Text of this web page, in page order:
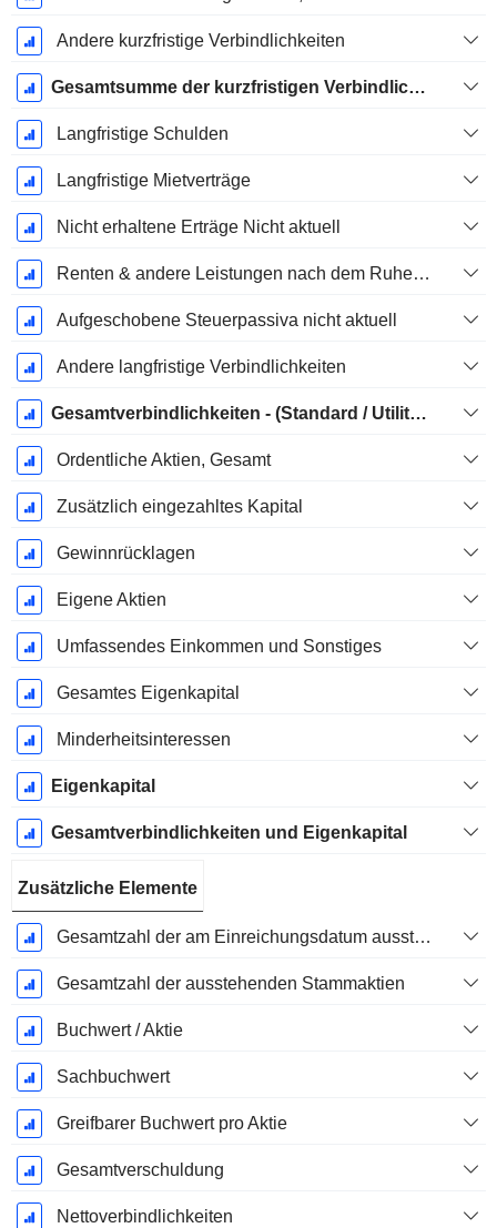
Andere kurzfristige Verbindlichkeiten
Gesamtsumme der kurzfristigen Verbindlichkeiten
Langfristige Schulden
Langfristige Mietverträge
Nicht erhaltene Erträge Nicht aktuell
Renten & andere Leistungen nach dem Ruhestand
Aufgeschobene Steuerpassiva nicht aktuell
Andere langfristige Verbindlichkeiten
Gesamtverbindlichkeiten - (Standard / Utility Vorlage)
Ordentliche Aktien, Gesamt
Zusätzlich eingezahltes Kapital
Gewinnrücklagen
Eigene Aktien
Umfassendes Einkommen und Sonstiges
Gesamtes Eigenkapital
Minderheitsinteressen
Eigenkapital
Gesamtverbindlichkeiten und Eigenkapital
Zusätzliche Elemente
Gesamtzahl der am Einreichungsdatum ausstehenden Aktien
Gesamtzahl der ausstehenden Stammaktien
Buchwert / Aktie
Sachbuchwert
Greifbarer Buchwert pro Aktie
Gesamtverschuldung
Nettoverbindlichkeiten